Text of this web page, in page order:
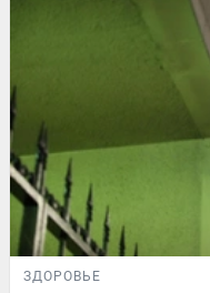
ЗДОРОВЬЕ